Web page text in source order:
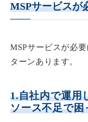
MSPサービスが
MSPサービスが必
ターンあります。
1.自社内で運用
ソース不足で困